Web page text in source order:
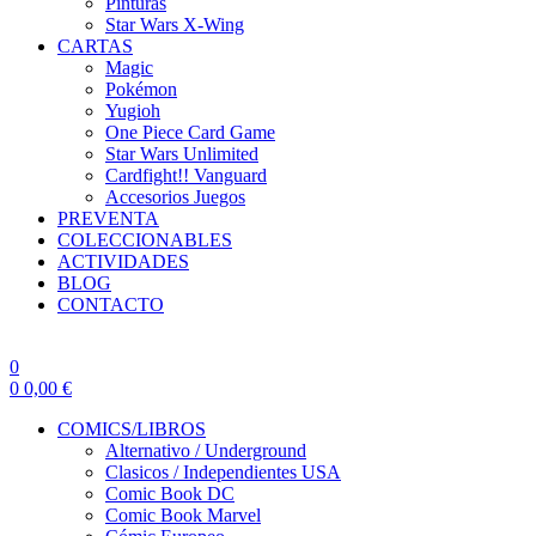
Star Wars X-Wing
CARTAS
Magic
Pokémon
Yugioh
One Piece Card Game
Star Wars Unlimited
Cardfight!! Vanguard
Accesorios Juegos
PREVENTA
COLECCIONABLES
ACTIVIDADES
BLOG
CONTACTO
0
0 0,00 €
COMICS/LIBROS
Alternativo / Underground
Clasicos / Independientes USA
Comic Book DC
Comic Book Marvel